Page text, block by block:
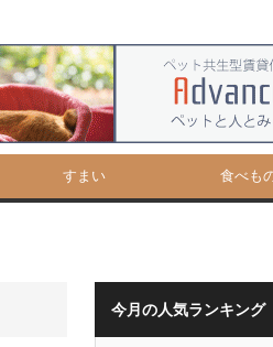
すまい 食べも
今月の人気ランキング